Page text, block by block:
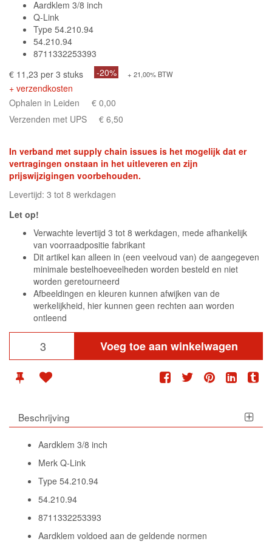
Aardklem 3/8 inch
Q-Link
Type 54.210.94
54.210.94
8711332253393
€ 11,23 per 3 stuks
-20% + 21,00% BTW
+ verzendkosten
Ophalen in Leiden
€ 0,00
Verzenden met UPS
€ 6,50
In verband met supply chain issues is het mogelijk dat er
vertragingen onstaan in het uitleveren en zijn
prijswijzigingen voorbehouden.
Levertijd: 3 tot 8 werkdagen
Let op!
Verwachte levertijd 3 tot 8 werkdagen, mede afhankelijk
van voorraadpositie fabrikant
Dit artikel kan alleen in (een veelvoud van) de aangegeven
minimale bestelhoeveelheden worden besteld en niet
worden geretourneerd
Afbeeldingen en kleuren kunnen afwijken van de
werkelijkheid, hier kunnen geen rechten aan worden
ontleend
Voeg toe aan winkelwagen
Beschrijving
Aardklem 3/8 inch
Merk Q-Link
Type 54.210.94
54.210.94
8711332253393
Aardklem voldoed aan de geldende normen